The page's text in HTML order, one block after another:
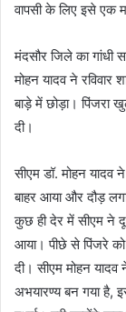
वापसी के लिए इसे एक
मंदसौर जिले का गांधी
मोहन यादव ने
बाड़े में छोड़ा। पिंजरा
दी।
सीएम डॉ. मोहन यादव
बाहर आया और दौड़
कुछ ही देर में सीएम ने
आया। पीछे से पिंजरे
दी। सीएम मोहन
अभयारण्य बन गया है,